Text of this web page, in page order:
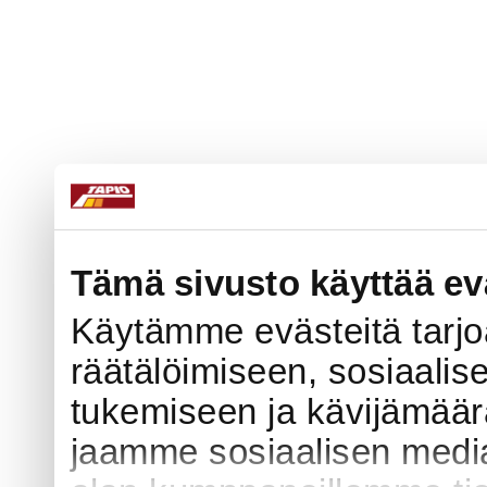
Tämä sivusto käyttää
Käytämme evästeitä
räätälöimiseen,
tukemiseen ja
jaamme sosiaalisen